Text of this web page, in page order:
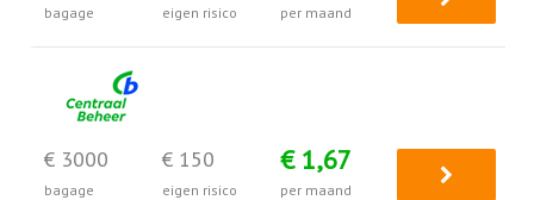
bagage eigen risico per maand
€ 3000
bagage
€ 150
eigen risico
€ 1,67
per maand